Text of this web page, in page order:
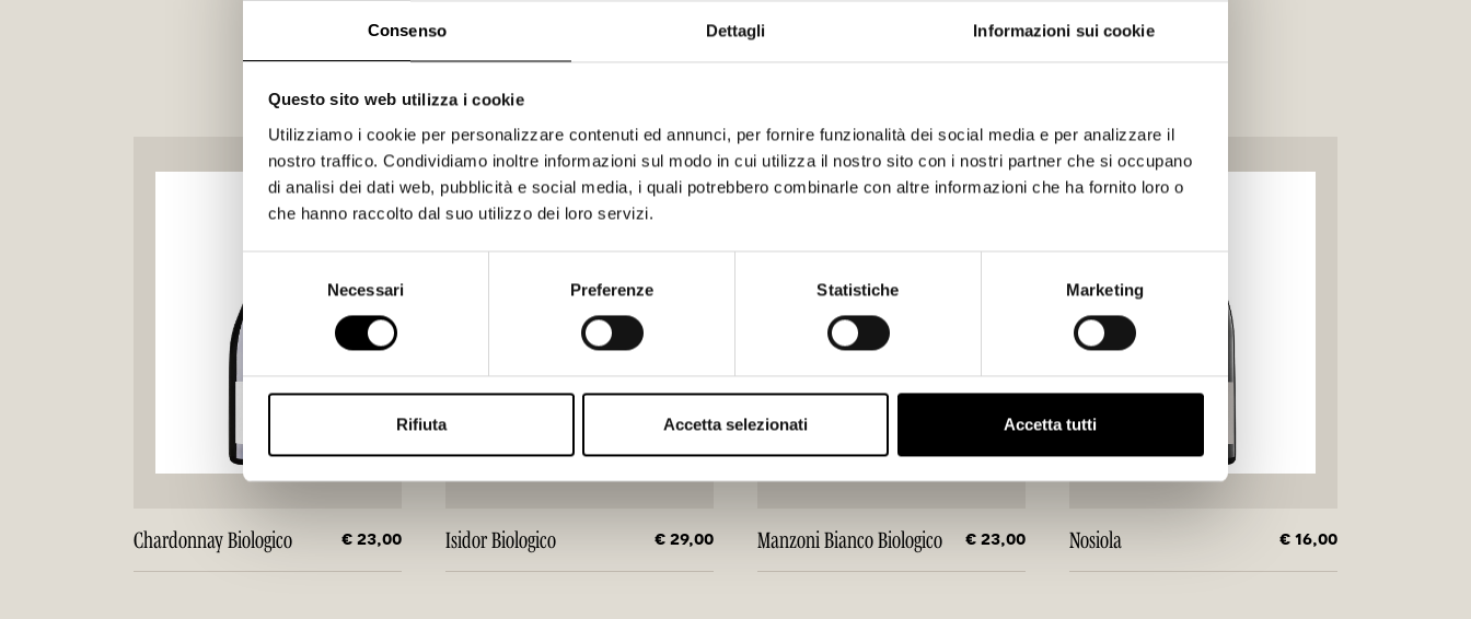
Consenso Dettagli Informazioni sui cookie
Questo sito web utilizza i cookie
Utilizziamo i cookie per personalizzare contenuti ed annunci, per fornire funzionalità dei social media e per analizzare il
nostro traffico. Condividiamo inoltre informazioni sul modo in cui utilizza il nostro sito con i nostri partner che si occupano
di analisi dei dati web, pubblicità e social media, i quali potrebbero combinarle con altre informazioni che ha fornito loro o
che hanno raccolto dal suo utilizzo dei loro servizi.
consenso
Necessari Preferenze Statistiche Marketing
Rifiuta Accetta selezionati Accetta tutti
Chardonnay Biologico € 23,00 Isidor Biologico € 29,00 Manzoni Bianco Biologico € 23,00 Nosiola € 16,00